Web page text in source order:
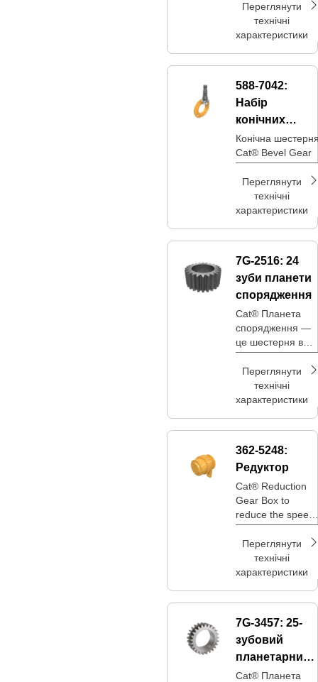
Переглянути
технічні
характеристики
588-7042:
Набір
конічних
шестерень на
43 зуба
Конічна
Cat® Bevel Gear
Переглянути
технічні
характеристики
7G-2516: 24
зуби планети
спорядження
Cat® Планета
спорядження —
це шестерня в
планетарній
системі зубчастих
передач, яка
обертається
шестерні,
з’єднуючись із
зовнішнім вінцем
Переглянути
технічні
характеристики
362-5248:
Редуктор
Cat® Reduction
Gear Box to
reduce the speed
of motor and
increase the
torque in Elevator
Drive
Переглянути
технічні
характеристики
7G-3457: 25-
зубовий
планетарний
механізм
Cat® Планета